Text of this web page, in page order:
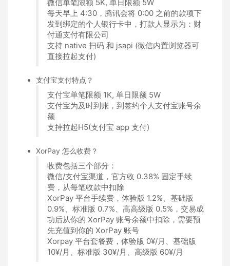
微信单笔限额 5K, 单日限额 5W
每天早上 4:30，腾讯会将 0:00 之前的款项下
发到绑定的个人银行卡中，打款人显示为：财
付通支付有限公司
支持 native 扫码 和 jsapi (微信内置浏览器可
直接拉起支付)
支付宝支付特点？
支付宝单笔限额 1K, 单日限额 5W
支付宝为及时到账，到签约个人支付宝账号余
额
支持拉起H5(支付宝 app 支付)
XorPay 怎么收费？
收费包括三个部分：
微信/支付宝渠道，官⽅收 0.38% 固定⼿续
费，从每笔收款中扣除
XorPay 平台手续费，体验版 1.2%、基础版
0.9%、标准版 0.7%、⾼高级版 0.5%，交易成
功后从你的 XorPay 账号余额中扣除，需要预
先充值到你的 XorPay 账号
Xorpay 平台套餐费，体验版 0¥/⽉、基础版
10¥/⽉、标准版 30¥/⽉、高级版 60¥/⽉